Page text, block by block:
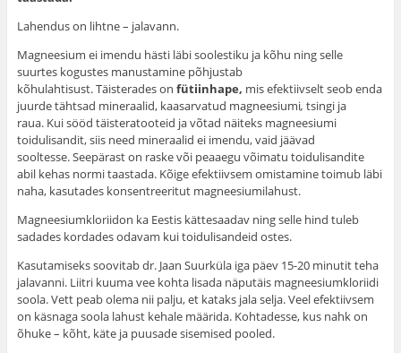
Lahendus on lihtne – jalavann.
Magneesium ei imendu hästi läbi soolestiku ja kõhu ning selle
suurtes kogustes manustamine põhjustab
kõhulahtisust. Täisterades on fütiinhape, mis efektiivselt seob enda
juurde tähtsad mineraalid, kaasarvatud magneesiumi, tsingi ja
raua. Kui sööd täisteratooteid ja võtad näiteks magneesiumi
toidulisandit, siis need mineraalid ei imendu, vaid jäävad
sooltesse. Seepärast on raske või peaaegu võimatu toidulisandite
abil kehas normi taastada. Kõige efektiivsem omistamine toimub läbi
naha, kasutades konsentreeritut magneesiumilahust.
Magneesiumkloriidon ka Eestis kättesaadav ning selle hind tuleb
sadades kordades odavam kui toidulisandeid ostes.
Kasutamiseks soovitab dr. Jaan Suurküla iga päev 15-20 minutit teha
jalavanni. Liitri kuuma vee kohta lisada näputäis magneesiumkloriidi
soola. Vett peab olema nii palju, et kataks jala selja. Veel efektiivsem
on käsnaga soola lahust kehale määrida. Kohtadesse, kus nahk on
õhuke – kõht, käte ja puusade sisemised pooled.